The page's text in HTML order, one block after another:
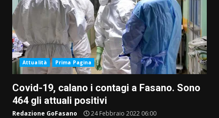
Attualità Prima Pagina
Covid-19, calano i contagi a Fasano. Sono
464 gli attuali positivi
Redazione GoFasano 24 Febbraio 2022 06:00